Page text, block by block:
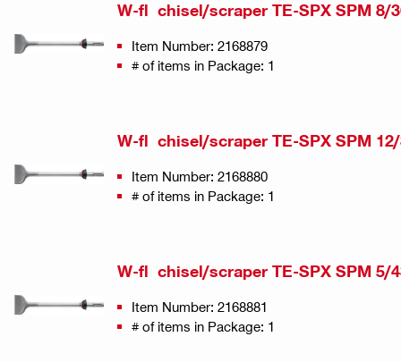
W-fl chisel/scraper TE-SPX SPM 8/
Item Number: 2168879
# of items in Package: 1
W-fl chisel/scraper TE-SPX SPM
Item Number: 2168880
# of items in Package: 1
W-fl chisel/scraper TE-SPX SPM 5/
Item Number: 2168881
# of items in Package: 1